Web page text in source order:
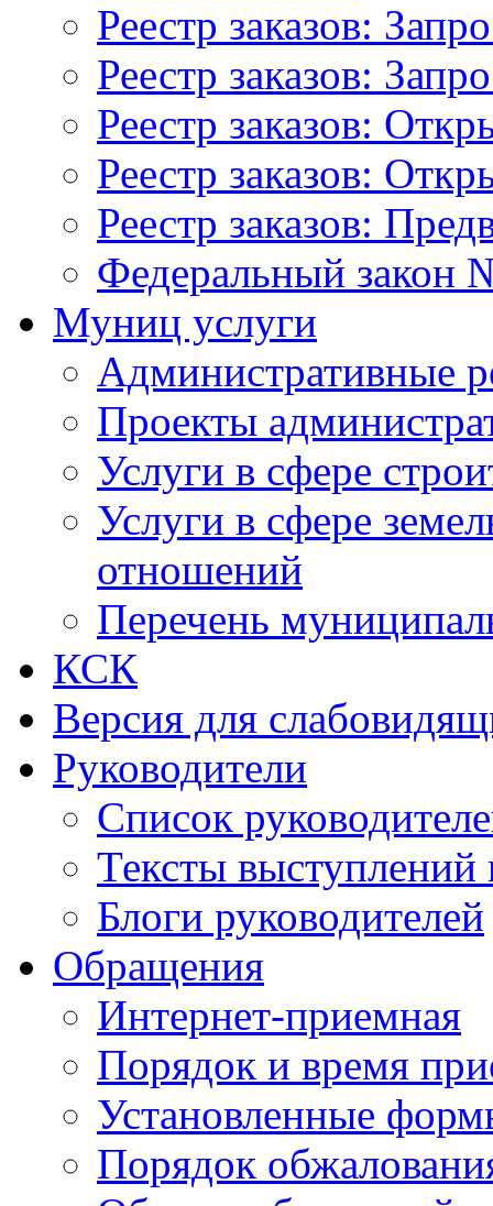
Реестр заказов:
Реестр заказов:
Реестр заказов:
Реестр заказов:
Реестр заказов:
Федеральный закон
Муниц услуги
Административные
Проекты
Услуги в сфере
Услуги в сфере
отношений
Перечень
КСК
Версия для
Руководители
Список
Тексты выступлений
Блоги руководителей
Обращения
Интернет-приемная
Порядок и время
Установленные
Порядок